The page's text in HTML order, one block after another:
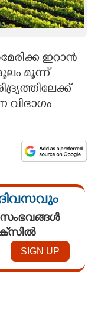
ഇറാൻ
മൂന്ന്
ദിവസവും